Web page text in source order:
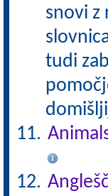
snovi z
tudi